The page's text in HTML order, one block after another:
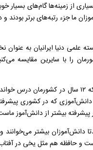
از زمینه‌ها گام‌های بسیار
ما جزء رتبه‌های برتر بودند
علمی دنیا ایرانیان به
را با سایرین مقایسه
وی اضافه کرد: اگر دانش‌آموزی که ۱۲
بیشتر از دانش‌آموز
دانش‌آموزان بیشتر
و حافظه هم مثل یخی در